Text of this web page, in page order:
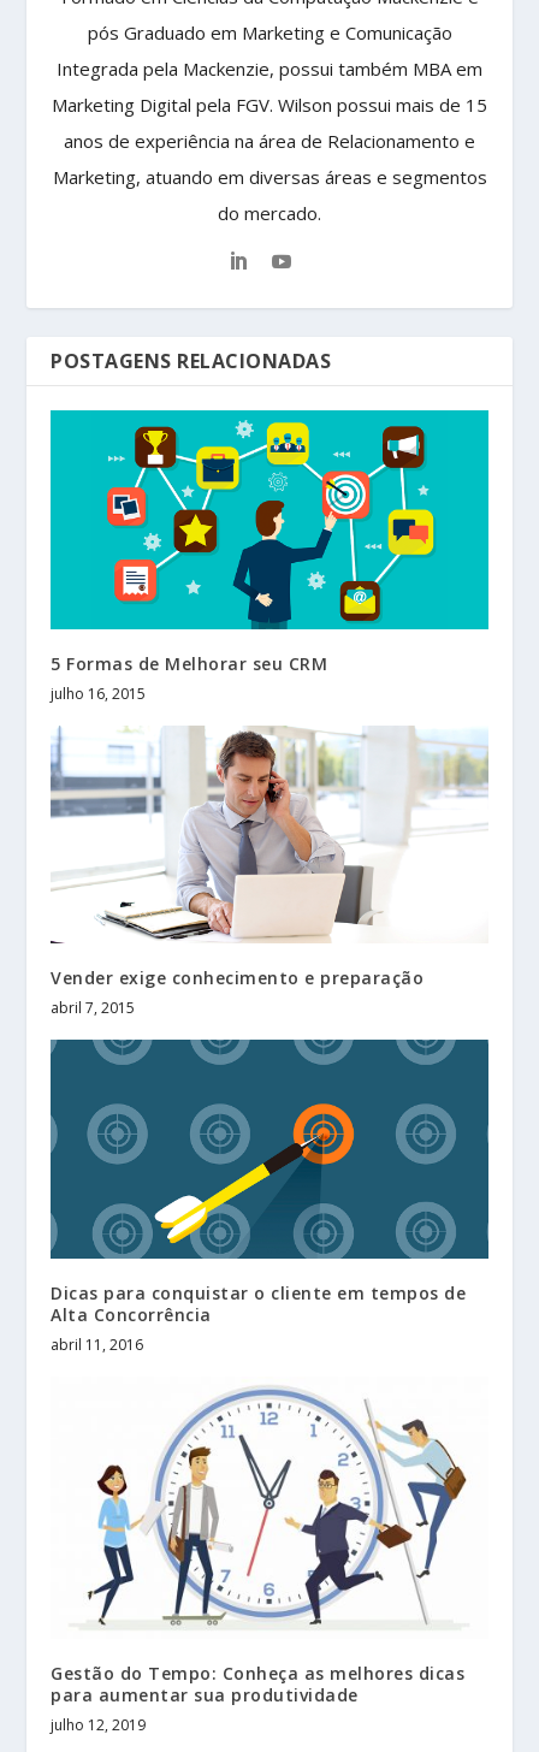
pós Graduado em Marketing e Comunicação
Integrada pela Mackenzie, possui também MBA em
Marketing Digital pela FGV. Wilson possui mais de 15
anos de experiência na área de Relacionamento e
Marketing, atuando em diversas áreas e segmentos
do mercado.
POSTAGENS RELACIONADAS
5 Formas de Melhorar seu CRM
julho 16, 2015
Vender exige conhecimento e preparação
abril 7, 2015
Dicas para conquistar o cliente em tempos de
Alta Concorrência
abril 11, 2016
Gestão do Tempo: Conheça as melhores dicas
para aumentar sua produtividade
julho 12, 2019